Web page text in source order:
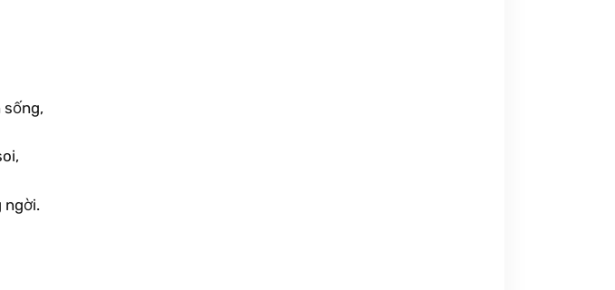
sống,
ngời.